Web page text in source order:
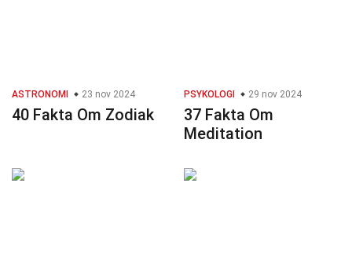
ASTRONOMI 23 nov 2024
40 Fakta Om Zodiak
PSYKOLOGI 29 nov 2024
37 Fakta Om
Meditation